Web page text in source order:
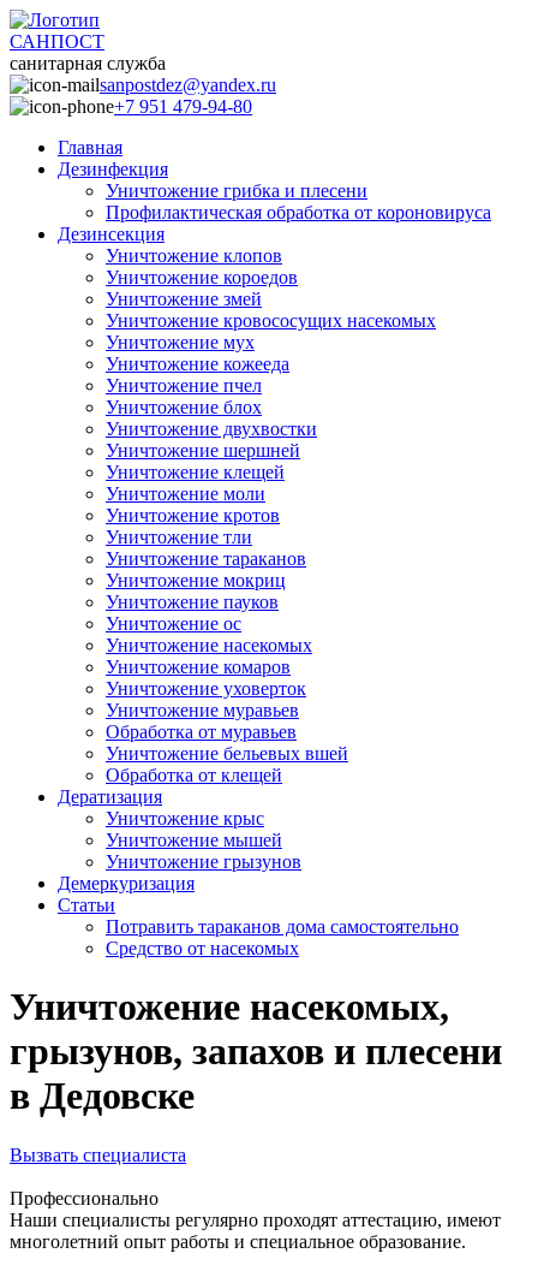
САНПОСТ
санитарная служба
sanpostdez@yandex.ru
+7 951 479-94-80
Главная
Дезинфекция
Уничтожение грибка и плесени
Профилактическая обработка от короновируса
Дезинсекция
Уничтожение клопов
Уничтожение короедов
Уничтожение змей
Уничтожение кровососущих насекомых
Уничтожение мух
Уничтожение кожееда
Уничтожение пчел
Уничтожение блох
Уничтожение двухвостки
Уничтожение шершней
Уничтожение клещей
Уничтожение моли
Уничтожение кротов
Уничтожение тли
Уничтожение тараканов
Уничтожение мокриц
Уничтожение пауков
Уничтожение ос
Уничтожение насекомых
Уничтожение комаров
Уничтожение уховерток
Уничтожение муравьев
Обработка от муравьев
Уничтожение бельевых вшей
Обработка от клещей
Дератизация
Уничтожение крыс
Уничтожение мышей
Уничтожение грызунов
Демеркуризация
Статьи
Потравить тараканов дома самостоятельно
Средство от насекомых
Уничтожение насекомых,
грызунов, запахов и плесени
в Дедовске
Вызвать специалиста
Профессионально
Наши специалисты регулярно проходят аттестацию, имеют
многолетний опыт работы и специальное образование.